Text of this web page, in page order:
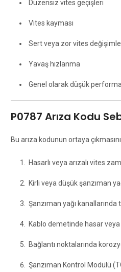
Düzensiz vites geçişleri
Vites kayması
Sert veya zor vites
Yavaş hızlanma
Genel olarak düşük
P0787 Arıza Kodu
Bu arıza kodunun ortaya
Hasarlı veya arızalı vites
Kirli veya düşük şanzıman
Şanzıman yağı kanallarında
Kablo demetinde hasar
Bağlantı noktalarında
Şanzıman Kontrol Modülü